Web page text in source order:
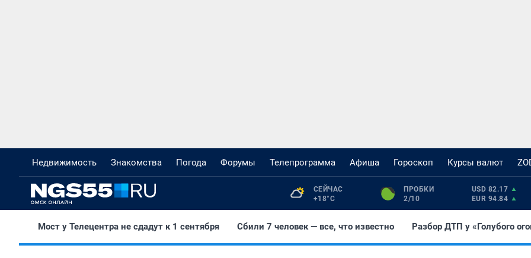
Недвижимость Знакомства Погода Форумы Телепрограмма Афиша Гороскоп Курсы валют
СЕЙЧАС
+18°С
ПРОБКИ
2/10
USD 82.17
EUR 94.84
Мост у Телецентра не сдадут к 1 сентября Сбили 7 человек — все, что известно Разбор ДТП у «Голубого